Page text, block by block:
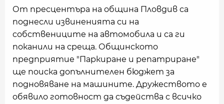
От пресцентъра на община Пловдив са
поднесли извиненията си на
собствениците на автомобила и са ги
поканили на среща. Общинското
предприятие "Паркиране и репатриране"
ще поиска допълнителен бюджет за
подновяване на машините. Дружеството е
обявило готовност да съдейства с всичко